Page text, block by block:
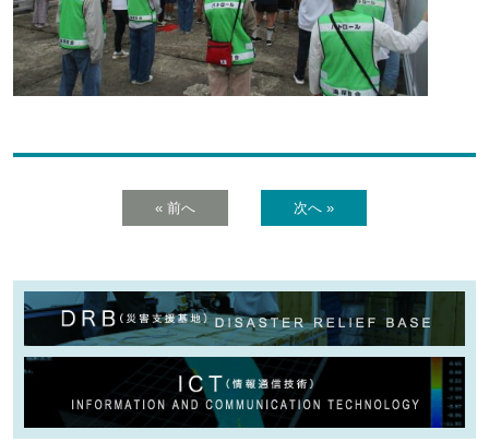
« 前へ 次へ »